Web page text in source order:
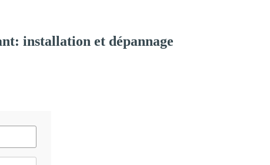
installation et dépannage